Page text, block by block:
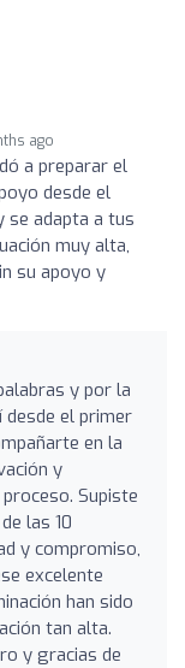
ago
a preparar el
desde el
se adapta a tus
muy alta,
su apoyo y
y por la
desde el primer
en la
y
Supiste
las 10
y compromiso,
excelente
han sido
tan alta.
y gracias de